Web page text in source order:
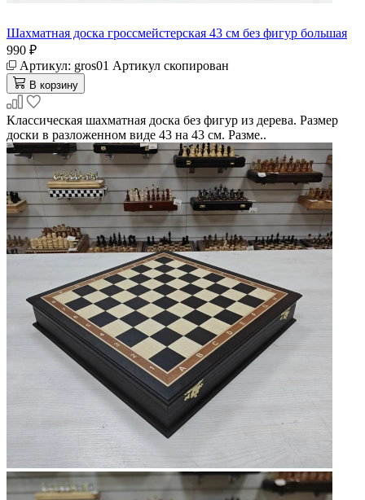
Шахматная доска гроссмейстерская 43 см без фигур большая
990 ₽
Артикул: gros01 Артикул скопирован
В корзину
Классическая шахматная доска без фигур из дерева. Размер
доски в разложенном виде 43 на 43 см. Разме..